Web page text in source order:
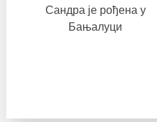
Сандра је рођена у
Бањалуци